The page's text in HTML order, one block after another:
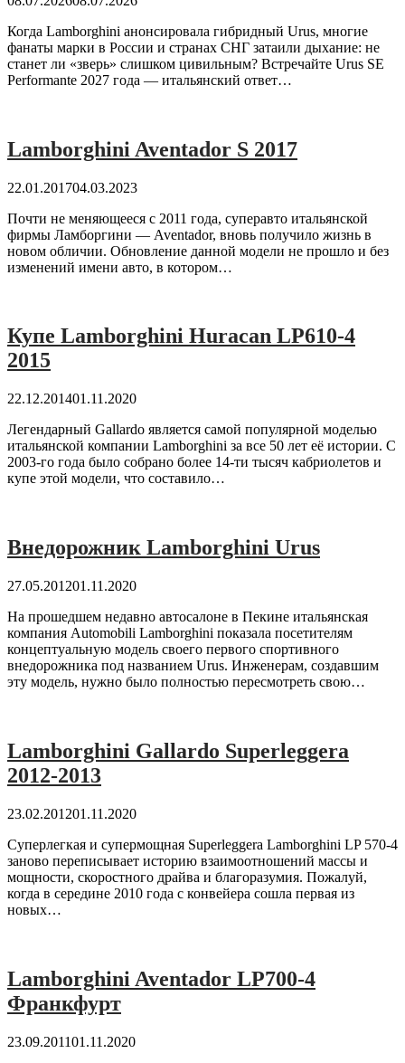
Когда Lamborghini анонсировала гибридный Urus, многие
фанаты марки в России и странах СНГ затаили дыхание: не
станет ли «зверь» слишком цивильным? Встречайте Urus SE
Performante 2027 года — итальянский ответ…
Lamborghini Aventador S 2017
22.01.201704.03.2023
Почти не меняющееся с 2011 года, суперавто итальянской
фирмы Ламборгини — Aventador, вновь получило жизнь в
новом обличии. Обновление данной модели не прошло и без
изменений имени авто, в котором…
Купе Lamborghini Huracan LP610-4
2015
22.12.201401.11.2020
Легендарный Gallardo является самой популярной моделью
итальянской компании Lamborghini за все 50 лет её истории. С
2003-го года было собрано более 14-ти тысяч кабриолетов и
купе этой модели, что составило…
Внедорожник Lamborghini Urus
27.05.201201.11.2020
На прошедшем недавно автосалоне в Пекине итальянская
компания Automobili Lamborghini показала посетителям
концептуальную модель своего первого спортивного
внедорожника под названием Urus. Инженерам, создавшим
эту модель, нужно было полностью пересмотреть свою…
Lamborghini Gallardo Superleggera
2012-2013
23.02.201201.11.2020
Суперлегкая и супермощная Superleggera Lamborghini LP 570-4
заново переписывает историю взаимоотношений массы и
мощности, скоростного драйва и благоразумия. Пожалуй,
когда в середине 2010 года с конвейера сошла первая из
новых…
Lamborghini Aventador LP700-4
Франкфурт
23.09.201101.11.2020